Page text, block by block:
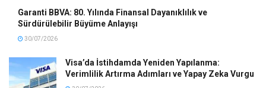
Garanti BBVA: 80. Yılında Finansal Dayanıklılık ve
Sürdürülebilir Büyüme Anlayışı
30/07/2026
Visa’da İstihdamda Yeniden Yapılanma:
Verimlilik Artırma Adımları ve Yapay Zeka Vurgu